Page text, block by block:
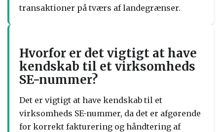
transaktioner på tværs af landegrænser.
Hvorfor er det vigtigt at have
kendskab til et virksomheds
SE-nummer?
Det er vigtigt at have kendskab til et
virksomheds SE-nummer, da det er afgørende
for korrekt fakturering og håndtering af